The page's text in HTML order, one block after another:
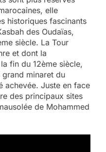
elle
historiques fascinants
des Oudaïas,
siècle. La Tour
et dont la
fin du 12ème siècle,
minaret du
achevée. Juste en face
des principaux sites
de Mohammed